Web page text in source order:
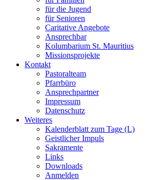
für die Jugend
für Senioren
Caritative Angebote
Ansprechbar
Kolumbarium St. Mauritius
Missionsprojekte
Kontakt
Pastoralteam
Pfarrbüro
Ansprechpartner
Impressum
Datenschutz
Weiteres
Kalenderblatt zum Tage (L)
Geistlicher Impuls
Sakramente
Links
Downloads
Anmelden